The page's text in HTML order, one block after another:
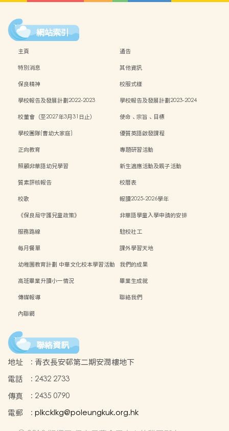
網站索引
主頁
通告
特別消息
其他資訊
保良精神
校服式樣
學校報告及發展計劃2022-2023
學校報告及發展計劃2023-2024
校董會（至2027年3月31日止）
使命、宗旨、目標
學校團隊(曹幼大家庭)
優質英語啟發課程
正向教育
專題研習活動
照顧非華語幼兒學習
新生適應活動及親子活動
質素評核報告
校曆表
校歌
報讀2025-2026學年
《保良局守護兒童政策》
非華語學童入學申請的安排
服務路線
駐校社工
每月餐單
課外學習天地
幼稚園教育計劃 中華文化校本學習活動
我們的成果
高班畢業升讀小一情況
畢業生成就
傳媒報導
聯絡我們
內聯網
聯絡資訊
地址 : 青衣長安邨第二期安潤樓地下
電話
: 2432 2733
傳真
: 2435 0790
電郵
: plkcklkg@poleungkuk.org.hk